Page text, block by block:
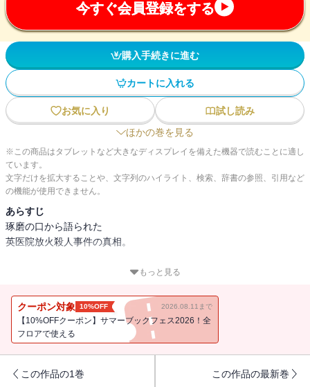
今すぐ会員登録をする
購入手続きに進む
カートに入れる
お気に入り
試し読み
ほかの巻を見る
※この商品はタブレットなど大きなディスプレイを備えた機器で読むことに適し
ています。
文字だけを拡大することや、文字列のハイライト、検索、辞書の参照、引用など
の機能が使用できません。
あらすじ
琢磨の口から語られた
英医院放火殺人事件の真相。
そこで極秘に行われた心臓移植手術は、
その目的は？背後に潜む組織とは？
現在の事件との関連性は？
権力の闇は一体どこまで深いのか…!?
もっと見る
クーポン対象 10%OFF 2026.08.11まで
【10%OFFクーポン】サマーブックフェス2026！全
フロアで使える
この作品の1巻 この作品の最新巻